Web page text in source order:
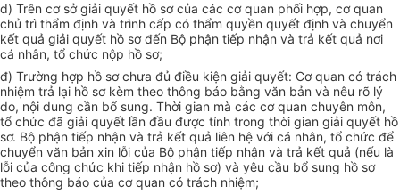
d) Trên cơ sở giải quyết hồ sơ của các cơ quan phối hợp, cơ quan
chủ trì thẩm định và trình cấp có thẩm quyền quyết định và chuyển
kết quả giải quyết hồ sơ đến Bộ phận tiếp nhận và trả kết quả nơi
cá nhân, tổ chức nộp hồ sơ;
đ) Trường hợp hồ sơ chưa đủ điều kiện giải quyết: Cơ quan có trách
nhiệm trả lại hồ sơ kèm theo thông báo bằng văn bản và nêu rõ lý
do, nội dung cần bổ sung. Thời gian mà các cơ quan chuyên môn,
tổ chức đã giải quyết lần đầu được tính trong thời gian giải quyết hồ
sơ. Bộ phận tiếp nhận và trả kết quả liên hệ với cá nhân, tổ chức để
chuyển văn bản xin lỗi của Bộ phận tiếp nhận và trả kết quả (nếu là
lỗi của công chức khi tiếp nhận hồ sơ) và yêu cầu bổ sung hồ sơ
theo thông báo của cơ quan có trách nhiệm;